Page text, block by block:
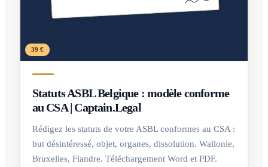
39 €
Statuts ASBL Belgique : modèle conforme
au CSA | Captain.Legal
Rédigez les statuts de votre ASBL conformes au CSA :
but désintéressé, objet, organes, dissolution. Wallonie,
Bruxelles, Flandre. Téléchargement Word et PDF.